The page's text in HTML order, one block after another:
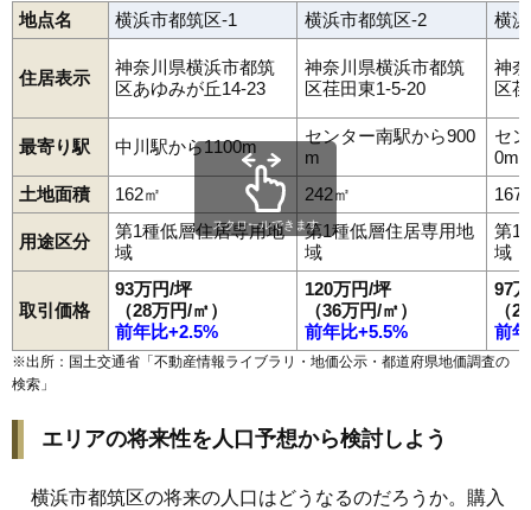
地点名 横浜市都筑区-1 横浜市都筑区-2 横
住居表示
神奈川県横浜市都筑
区あゆみが丘14-23
神奈川県横浜市都筑
区荏田東1-5-20
神
区
最寄り駅 中川駅から1100m
センター南駅から900
m
セ
0m
土地面積
162㎡ 242㎡ 167
用途区分
第1種低層住居専用地
域
第1種低層住居専用地
域
第1
域
取引価格
93万円/坪
（28万円/㎡）
前年比+2.5%
120万円/坪
（36万円/㎡）
前年比+5.5%
97
（
前
スクロールできます
※出所：国土交通省「 不動産情報ライブラリ・地価公示・都道府県地価調査の
検索 」
エリアの将来性を人口予想から検討しよう
横浜市都筑区の将来の人口はどうなるのだろうか。購入